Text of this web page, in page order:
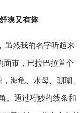
舒爽又有趣
虽然我的名字听起来
面市，巴拉巴拉首个
海龟、水母、珊瑚、
。通过巧妙的线条和